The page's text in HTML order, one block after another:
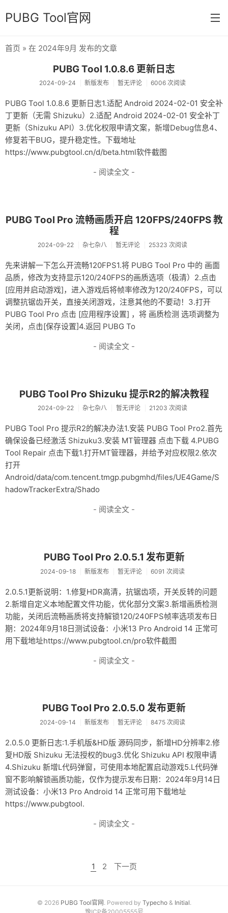
PUBG Tool官网
分类
杂七杂八
运营日常
新版发布
归档
首页 » 在 2024年9月 发布的文章
PUBG Tool 1.0.8.6 更新日志
2024-09-24 新版发布 暂无评论 6006 次阅读
PUBG Tool 1.0.8.6 更新日志1.适配 Android 2024-02-01 安全补
丁更新（无需 Shizuku）2.适配 Android 2024-02-01 安全补丁
更新（Shizuku API）3.优化权限申请文案，新增Debug信息4、
修复若干BUG，提升稳定性。下载地址
https://www.pubgtool.cn/d/beta.html软件截图
- 阅读全文 -
PUBG Tool Pro 流畅画质开启 120FPS/240FPS 教
程
2024-09-22 杂七杂八 暂无评论 25323 次阅读
先来讲解一下怎么开流畅120FPS1.将 PUBG Tool Pro 中的 画面
品质，修改为支持显示120/240FPS的画质选项（极清）2.点击
[应用并启动游戏]，进入游戏后将帧率修改为120/240FPS，可以
调整抗锯齿开关，直接关闭游戏，注意其他的不要动！3.打开
PUBG Tool Pro 点击 [应用程序设置] ，将 画质检测 选项调整为
关闭，点击[保存设置]4.返回 PUBG To
- 阅读全文 -
PUBG Tool Pro Shizuku 提示R2的解决教程
2024-09-22 杂七杂八 暂无评论 21203 次阅读
PUBG Tool Pro 提示R2的解决办法1.安装 PUBG Tool Pro2.首先
确保设备已经激活 Shizuku3.安装 MT管理器 点击下载 4.PUBG
Tool Repair 点击下载1.打开MT管理器，并给予对应权限2.依次
打开
Android/data/com.tencent.tmgp.pubgmhd/files/UE4Game/S
hadowTrackerExtra/Shado
- 阅读全文 -
PUBG Tool Pro 2.0.5.1 发布更新
2024-09-18 新版发布 暂无评论 6091 次阅读
2.0.5.1更新说明：1.修复HDR高清，抗锯齿项，开关反转的问题
2.新增自定义本地配置文件功能，优化部分文案3.新增画质检测
功能，关闭后流畅画质将支持解锁120/240FPS帧率选项发布日
期：2024年9月18日测试设备：小米13 Pro Android 14 正常可
用下载地址https://www.pubgtool.cn/pro软件截图
- 阅读全文 -
PUBG Tool Pro 2.0.5.0 发布更新
2024-09-14 新版发布 暂无评论 8475 次阅读
2.0.5.0 更新日志:1.手机版&HD版 源码同步，新增HD分辨率2.修
复HD版 Shizuku 无法授权的bug3.优化 Shizuku API 权限申请
4.Shizuku 新增L代码弹窗，可使用本地配置启动游戏5.L代码弹
窗不影响解锁画质功能，仅作为提示发布日期：2024年9月14日
测试设备：小米13 Pro Android 14 正常可用下载地址
https://www.pubgtool.
- 阅读全文 -
1 2 下一页
© 2026 PUBG Tool官网. Powered by Typecho& Initial.